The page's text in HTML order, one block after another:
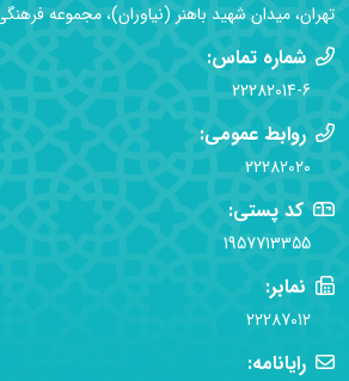
تهران، میدان شهید باهنر (نیاوران)، مجموعه
شماره تماس:
22282014-6
روابط عمومی:
22282020
کد پستی:
1957713355
نمابر:
22287012
رایانامه: